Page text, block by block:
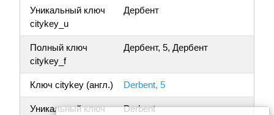
Уникальный ключ
citykey_u
Дербент
Полный ключ
citykey_f
Дербент, 5, Дербент
Ключ citykey (англ.) Derbent, 5
Уникальный ключ
Derbent